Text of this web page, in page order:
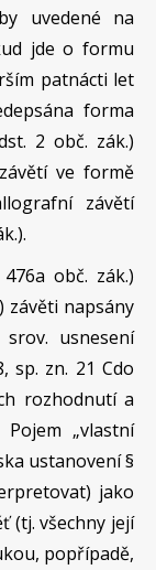
uvedené na
jde o formu
patnácti let
forma
2 obč. zák.)
ve formě
závětí
obč. zák.)
závěti napsány
usnesení
sp. zn. 21 Cdo
rozhodnutí a
„vlastní
ustanovení §
jako
(tj. všechny její
popřípadě,